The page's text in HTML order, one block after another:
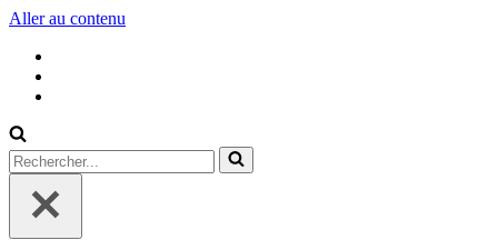
Aller au contenu
Rechercher...